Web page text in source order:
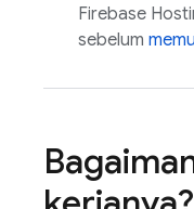
Firebase
sebelum